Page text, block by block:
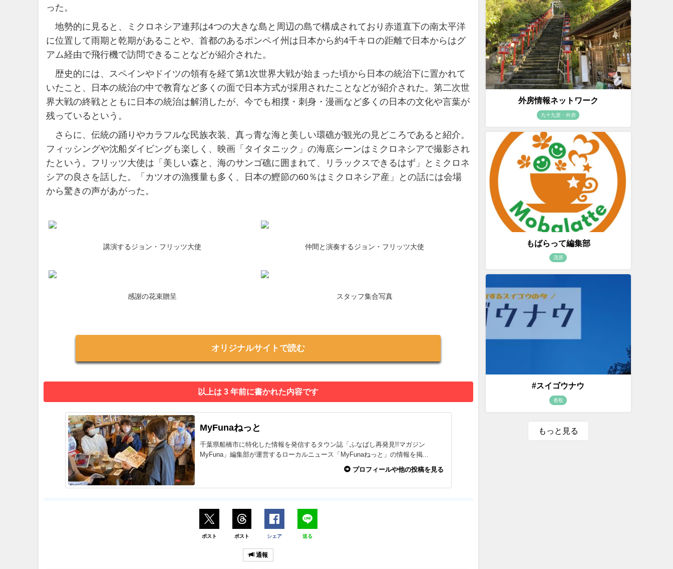
った。
地勢的に見ると、ミクロネシア連邦は4つの大きな島と周辺の島で構成されており赤道直下の南太平洋
に位置して雨期と乾期があることや、首都のあるポンペイ州は日本から約4千キロの距離で日本からはグ
アム経由で飛行機で訪問できることなどが紹介された。
歴史的には、スペインやドイツの領有を経て第1次世界大戦が始まった頃から日本の統治下に置かれて
いたこと、日本の統治の中で教育など多くの面で日本方式が採用されたことなどが紹介された。第二次世
界大戦の終戦とともに日本の統治は解消したが、今でも相撲・刺身・漫画など多くの日本の文化や言葉が
残っているという。
さらに、伝統の踊りやカラフルな民族衣装、真っ青な海と美しい環礁が観光の見どころであると紹介。
フィッシングや沈船ダイビングも楽しく、映画「タイタニック」の海底シーンはミクロネシアで撮影され
たという。フリッツ大使は「美しい森と、海のサンゴ礁に囲まれて、リラックスできるはず」とミクロネ
シアの良さを話した。「カツオの漁獲量も多く、日本の鰹節の60％はミクロネシア産」との話には会場
から驚きの声があがった。
講演するジョン・フリッツ大使 仲間と演奏するジョン・フリッツ大使
感謝の花束贈呈 スタッフ集合写真
オリジナルサイトで読む
以上は 3 年前に書かれた内容です
MyFunaねっと
千葉県船橋市に特化した情報を発信するタウン誌「ふなばし再発見!!マガジン
MyFuna」編集部が運営するローカルニュース「MyFunaねっと」の情報を掲...
プロフィールや他の投稿を見る
ポスト ポスト シェア 送る
通報
外房情報ネットワーク
九十九里・外房
もばらって編集部
茂原
#スイゴウナウ
香取
もっと見る